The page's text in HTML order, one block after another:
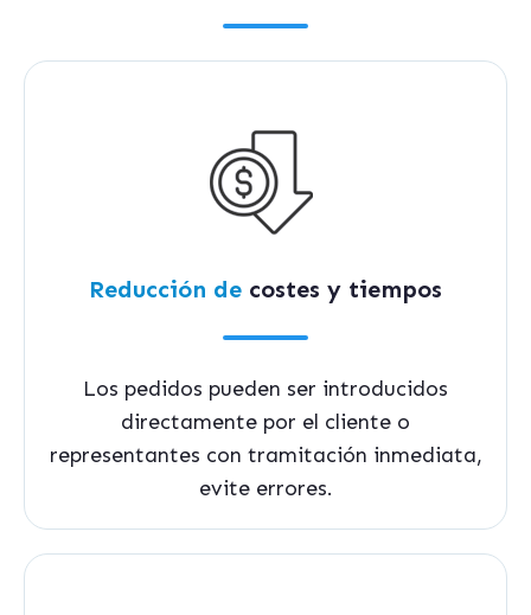
Reducción de costes y tiempos
Los pedidos pueden ser introducidos
directamente por el cliente o
representantes con tramitación inmediata,
evite errores.